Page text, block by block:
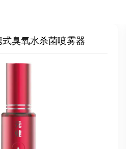
臭氧水杀菌喷雾器